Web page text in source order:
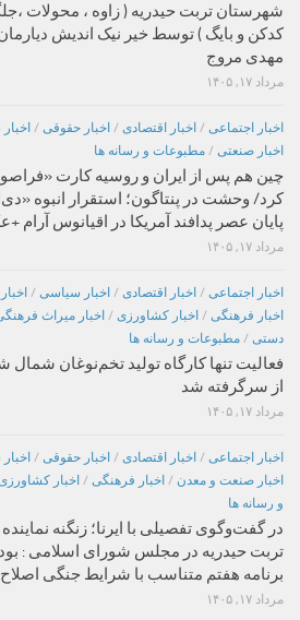
شهرستان تربت حیدریه ( زاوه ، محولات
کدکن و بایگ ) توسط خیر نیک اندیش
مهدی مروج
مرداد ۱۷, ۱۴۰۵
اخبار اجتماعی / اخبار اقتصادی / اخبار حقوقی /
اخبار صنعتی / مطبوعات و رسانه ها
چین هم پس از ایران و روسیه کارت
پایان عصر پدافند آمریکا در اقیانوس آرام
مرداد ۱۷, ۱۴۰۵
اخبار اجتماعی / اخبار اقتصادی / اخبار سیاسی /
اخبار فرهنگی / اخبار کشاورزی / اخبار میراث
دستی / مطبوعات و رسانه ها
فعالیت تنها کارگاه تولید تخم‌نوغان
از سرگرفته شد
مرداد ۱۷, ۱۴۰۵
اخبار اجتماعی / اخبار اقتصادی / اخبار حقوقی /
اخبار صنعت و معدن / اخبار فرهنگی / اخبار
و رسانه ها
در گفت‌وگوی تفصیلی با ایرنا؛ زنگنه
برنامه هفتم متناسب با شرایط جنگی
مرداد ۱۷, ۱۴۰۵